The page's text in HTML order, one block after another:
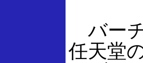
バー
任天堂